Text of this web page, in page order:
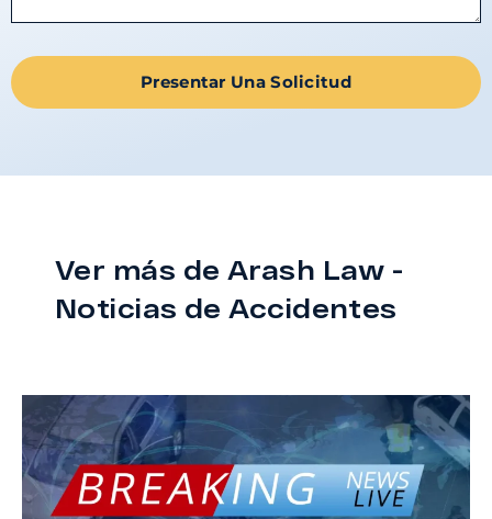
Presentar Una Solicitud
Ver más de Arash Law -
Noticias de Accidentes